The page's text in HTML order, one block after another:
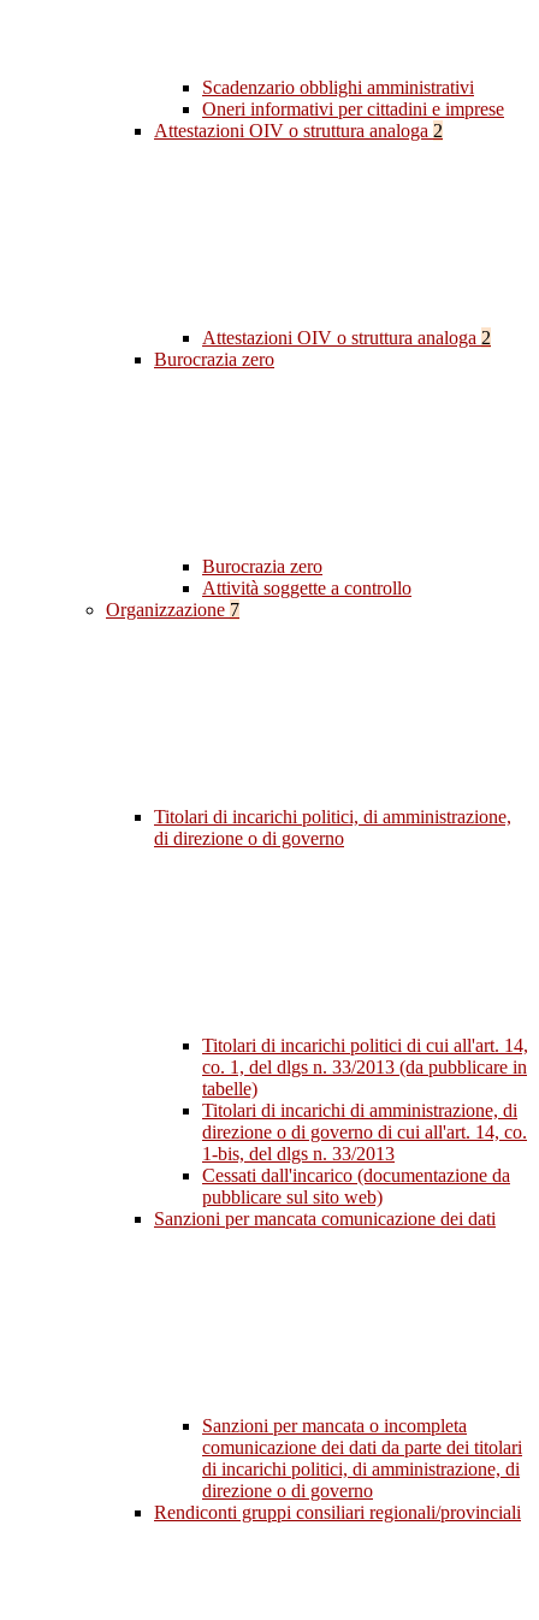
Scadenzario obblighi amministrativi
Oneri informativi per cittadini e imprese
Attestazioni OIV o struttura analoga 2
Attestazioni OIV o struttura analoga 2
Burocrazia zero
Burocrazia zero
Attività soggette a controllo
Organizzazione 7
Titolari di incarichi politici, di amministrazione,
di direzione o di governo
Titolari di incarichi politici di cui all'art. 14,
co. 1, del dlgs n. 33/2013 (da pubblicare in
tabelle)
Titolari di incarichi di amministrazione, di
direzione o di governo di cui all'art. 14, co.
1-bis, del dlgs n. 33/2013
Cessati dall'incarico (documentazione da
pubblicare sul sito web)
Sanzioni per mancata comunicazione dei dati
Sanzioni per mancata o incompleta
comunicazione dei dati da parte dei titolari
di incarichi politici, di amministrazione, di
direzione o di governo
Rendiconti gruppi consiliari regionali/provinciali